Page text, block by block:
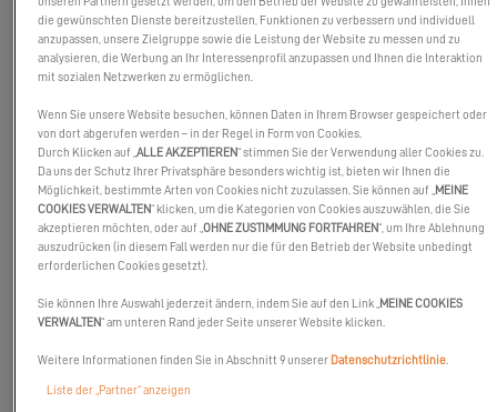
Von Freitag den 16. Juni bis Sonntag den 18. Juni organisiert unser
PartnerCaptain Nasondie Sailing Days in Porquerolles. Dieses
Eignertreffen bringt verschiedene Marken der Bénéteau-Gruppe
zusammen. Etwa fünfzehn Boote werden anwesend sein,
die gewünschten Dienste bereitzustellen, Funktionen zu verbessern und individuell
anzupassen, unsere Zielgruppe sowie die Leistung der Website zu messen und zu
analysieren, die Werbung an Ihr Interessenprofil anzupassen und Ihnen die Interaktion
mit sozialen Netzwerken zu ermöglichen.
Wenn Sie unsere Website besuchen, können Daten in Ihrem Browser gespeichert oder
von dort abgerufen werden – in der Regel in Form von Cookies.
Durch Klicken auf „ALLE AKZEPTIEREN“ stimmen Sie der Verwendung aller Cookies zu.
Da uns der Schutz Ihrer Privatsphäre besonders wichtig ist, bieten wir Ihnen die
Möglichkeit, bestimmte Arten von Cookies nicht zuzulassen. Sie können auf „
MEINE
COOKIES VERWALTEN“ klicken, um die Kategorien von Cookies auszuwählen, die Sie
akzeptieren möchten, oder auf „OHNE ZUSTIMMUNG FORTFAHREN“, um Ihre Ablehnung
auszudrücken (in diesem Fall werden nur die für den Betrieb der Website unbedingt
erforderlichen Cookies gesetzt).
Sie können Ihre Auswahl jederzeit ändern, indem Sie auf den Link „
MEINE COOKIES
VERWALTEN“ am unteren Rand jeder Seite unserer Website klicken.
Weitere Informationen finden Sie in Abschnitt 9 unserer Datenschutzrichtlinie
Liste der „Partner“ anzeigen